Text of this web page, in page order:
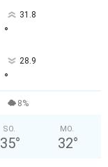
31.8
°
28.9
°
8%
SO.
35°
MO.
32°